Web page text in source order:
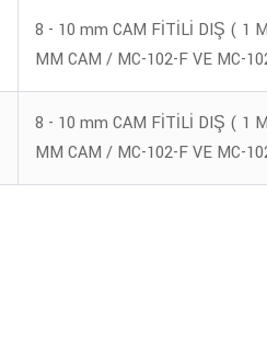
8 - 10 mm CAM FİTİLİ DIŞ ( 1
MM CAM / MC-102-F VE MC-
8 - 10 mm CAM FİTİLİ DIŞ ( 1
MM CAM / MC-102-F VE MC-